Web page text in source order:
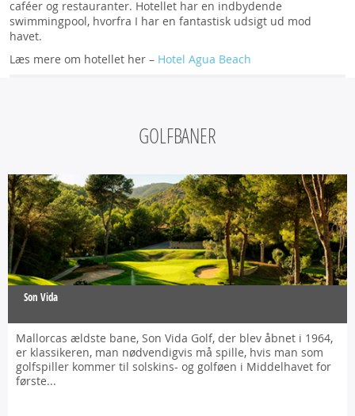
caféer og restauranter. Hotellet har en indbydende
swimmingpool, hvorfra I har en fantastisk udsigt ud mod
havet.
Læs mere om hotellet her – Hotel Agua Beach
GOLFBANER
Son Vida
Mallorcas ældste bane, Son Vida Golf, der blev åbnet i 1964,
er klassikeren, man nødvendigvis må spille, hvis man som
golfspiller kommer til solskins- og golføen i Middelhavet for
første...